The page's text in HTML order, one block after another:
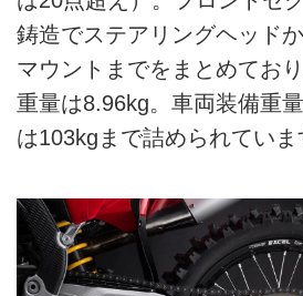
鋳造でステアリングヘッド
マウントまでをまとめてお
重量は8.96kg。車両装備重
は103kgまで詰められていま